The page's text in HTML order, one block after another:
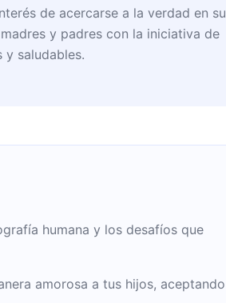
de acercarse a la verdad en su
y padres con la iniciativa de
y saludables.
humana y los desafíos que
amorosa a tus hijos, aceptando